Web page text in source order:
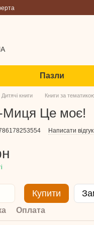
Пазли
Дитячі книги Книги за
Миця Це моє!
Написати відгук
Купити
Оплата